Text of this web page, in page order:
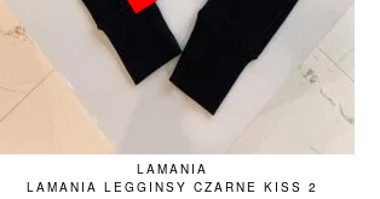
LAMANIA
LAMANIA LEGGINSY CZARNE KISS 2